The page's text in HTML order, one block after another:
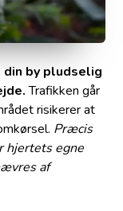
by pludselig
Trafikken går
risikerer at
Præcis
hjertets egne
af